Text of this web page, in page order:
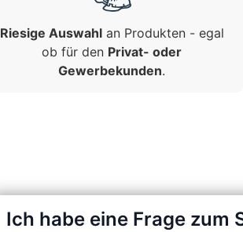
Riesige Auswahlan Produkten - egal
ob für den Privat- oder
Gewerbekunden.
Ich habe eine Frage zum